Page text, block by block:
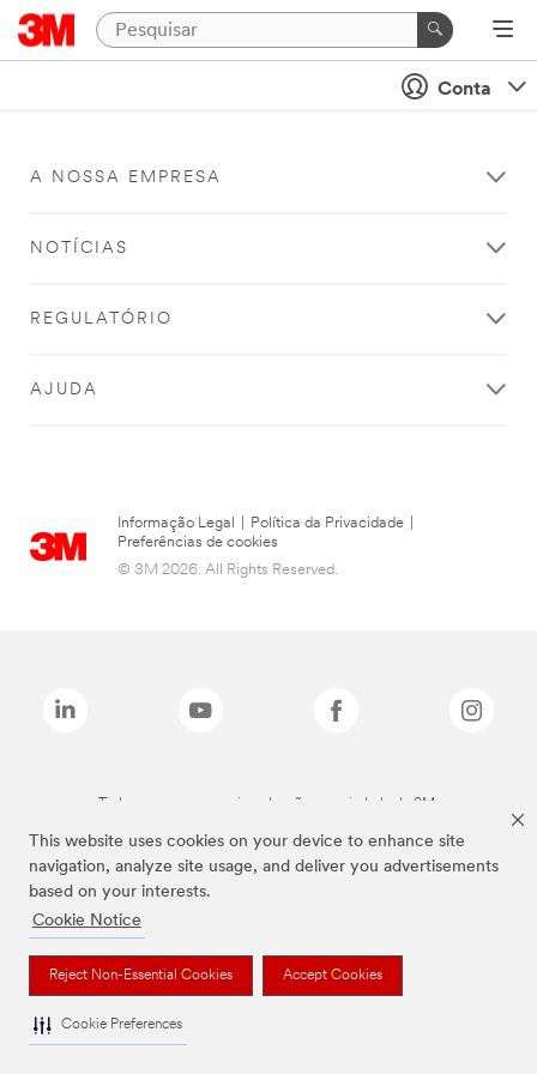
This website uses cookies on your device to enhance site
navigation, analyze site usage, and deliver you advertisements
based on your interests.
Cookie Notice
Reject Non-Essential Cookies Accept Cookies
Cookie Preferences
Conta
A NOSSA EMPRESA
NOTÍCIAS
REGULATÓRIO
AJUDA
Informação Legal Política da Privacidade
Preferências de cookies
© 3M 2026. All Rights Reserved.
Todas as marcas mencionadas são propriedade da 3M.